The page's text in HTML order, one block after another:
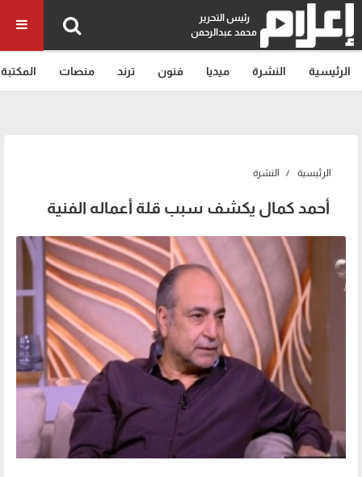
رئيس التحرير
محمد عبدالرحمن
الرئيسية النشرة ميديا فنون ترند منصات المكتبة
الرئيسية النشرة
أحمد كمال يكشف سبب قلة أعماله الفنية